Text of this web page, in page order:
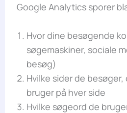
Google Analytics sporer
Hvor dine besøgende
søgemaskiner, sociale
besøg)
Hvilke sider de
bruger på hver side
Hvilke søgeord de